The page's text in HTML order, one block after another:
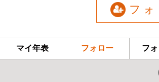
フ
マイ年表 フォロー フ